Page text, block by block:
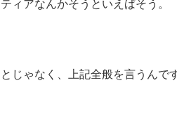
ィアなんかそうといえばそう。
じゃなく、上記全般を言うんで